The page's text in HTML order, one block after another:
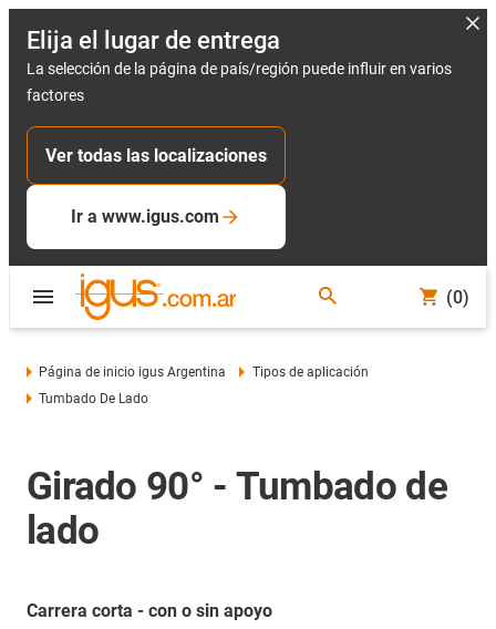
Elija el lugar de entrega
La selección de la página de país/región puede influir en varios
factores
Ver todas las localizaciones
Ir a www.igus.com
(0)
Página de inicio igus Argentina
Tipos de aplicación
Tumbado De Lado
Girado 90° - Tumbado de
lado
Carrera corta - con o sin apoyo